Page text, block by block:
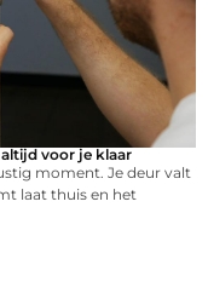
voor je klaar
moment. Je deur valt
laat thuis en het